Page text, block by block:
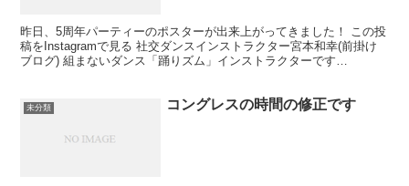
昨日、5周年パーティーのポスターが出来上がってきました！ この投
稿をInstagramで見る 社交ダンスインストラクター宮本和幸(前掛け
ブログ) 組まないダンス「踊りズム」インストラクターです
未分類 コングレスの時間の修正です